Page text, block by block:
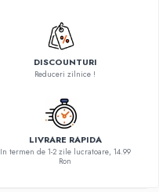
DISCOUNTURI
Reduceri zilnice !
LIVRARE RAPIDA
In termen de 1-2 zile lucratoare, 14.99
Ron